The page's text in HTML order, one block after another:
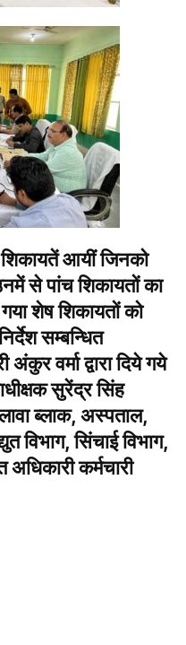
आयीं जिनको
से पांच शिकायतों का
शेष शिकायतों को
सम्बन्धित
वर्मा द्वारा दिये गये
सुरेंद्र सिंह
ब्लाक, अस्पताल,
विभाग, सिंचाई विभाग,
कर्मचारी